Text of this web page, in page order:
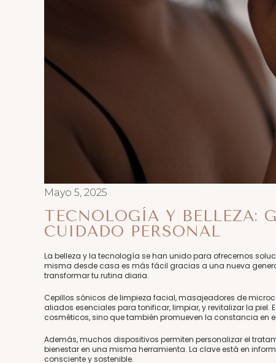
Mayo 5, 2025
TECNOLOGÍA Y BELLEZA:
CUIDADO PERSONAL
La belleza y la tecnología se han unido para ofrecernos
misma desde casa es más fácil gracias a una nueva
transformar tu rutina diaria.
Cepillos sónicos de limpieza facial, masajeadores de
aliados esenciales para tonificar, limpiar, y revitalizar la
cosméticos, sino que también promueven la constancia en
Además, muchos dispositivos permiten personalizar el
bienestar en una misma herramienta. La clave está en
consciente y sostenible.